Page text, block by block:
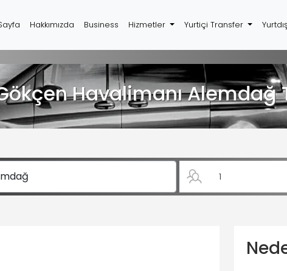
Hakkımızda Business Hizmetler Yurtiçi Transfer
Havalimanı Alemdağ